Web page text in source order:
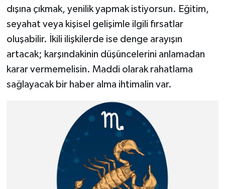
dışına çıkmak, yenilik yapmak istiyorsun. Eğitim,
seyahat veya kişisel gelişimle ilgili fırsatlar
oluşabilir. İkili ilişkilerde ise denge arayışın
artacak; karşındakinin düşüncelerini anlamadan
karar vermemelisin. Maddi olarak rahatlama
sağlayacak bir haber alma ihtimalin var.